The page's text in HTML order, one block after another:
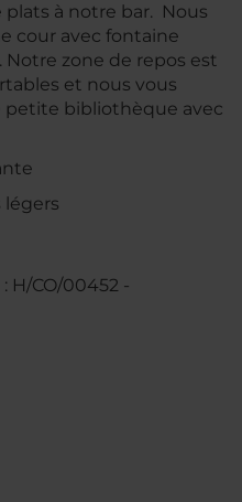
à notre bar. Nous
cour avec fontaine
zone de repos est
et nous vous
petite bibliothèque avec
légers
H/CO/00452 -